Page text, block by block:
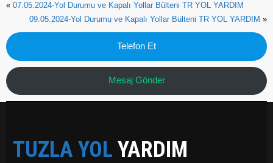
« 07.05.2024-Yol Durumu ve Kapalı Yollar Bülteni TR YOL YARDIM
09.05.2024-Yol Durumu ve Kapalı Yollar Bülteni TR YOL YARDIM »
Telefon Et
Mesaj Gönder
TUZLA YOL YARDIM